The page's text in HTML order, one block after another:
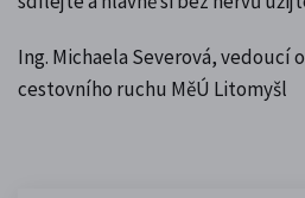
Ing. Michaela Severová, vedoucí
cestovního ruchu MěÚ Litomyšl